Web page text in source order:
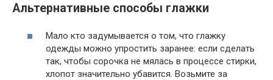
Альтернативные способы глажки
Мало кто задумывается о том, что глажку
одежды можно упростить заранее: если сделать
так, чтобы сорочка не мялась в процессе стирки,
хлопот значительно убавится. Возьмите за